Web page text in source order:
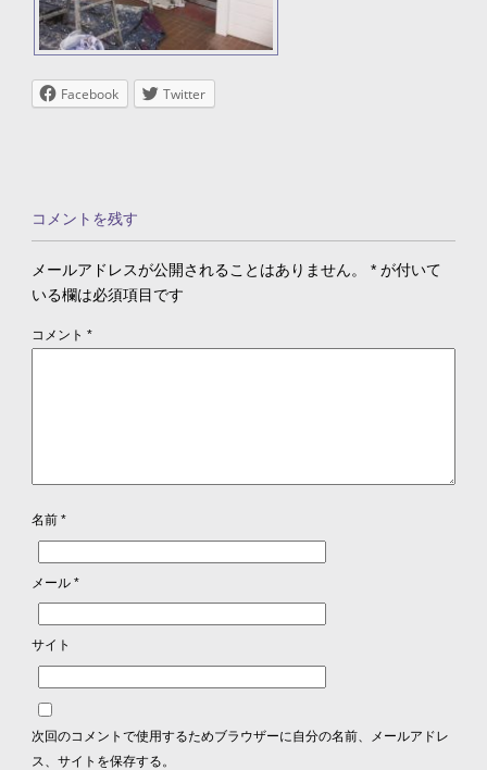
Facebook Twitter
コメントを残す
メールアドレスが公開されることはありません。 *が付いて
いる欄は必須項目です
コメント *
名前 *
メール *
サイト
次回のコメントで使用するためブラウザーに自分の名前、メールアドレ
ス、サイトを保存する。